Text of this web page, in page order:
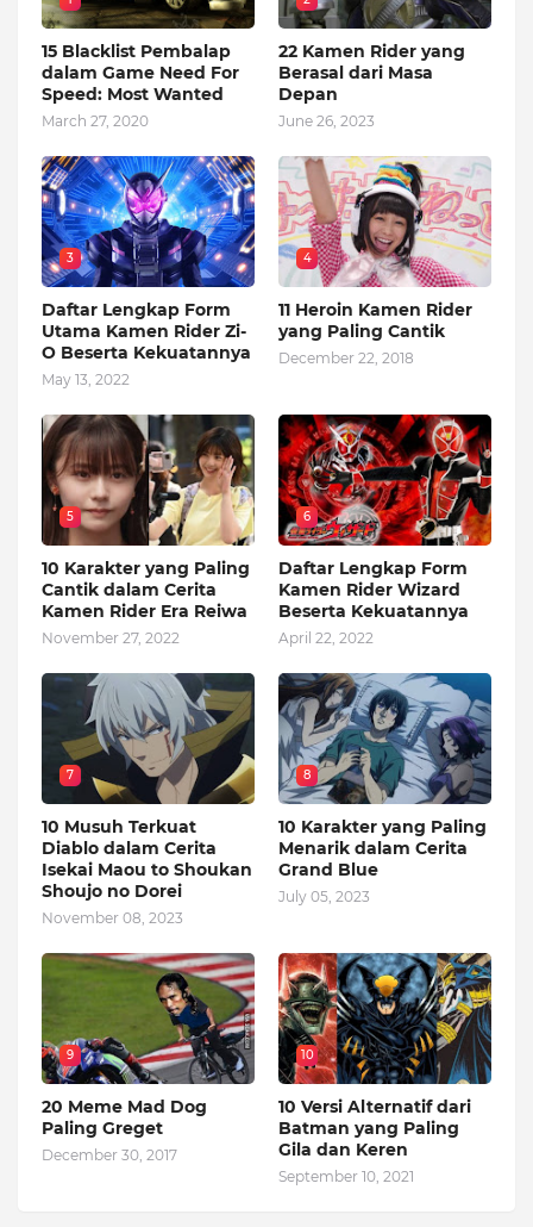
15 Blacklist Pembalap
dalam Game Need For
Speed: Most Wanted
March 27, 2020
22 Kamen Rider yang
Berasal dari Masa
Depan
June 26, 2023
3
Daftar Lengkap Form
Utama Kamen Rider Zi-
O Beserta Kekuatannya
May 13, 2022
4
11 Heroin Kamen Rider
yang Paling Cantik
December 22, 2018
5
10 Karakter yang Paling
Cantik dalam Cerita
Kamen Rider Era Reiwa
November 27, 2022
6
Daftar Lengkap Form
Kamen Rider Wizard
Beserta Kekuatannya
April 22, 2022
7
10 Musuh Terkuat
Diablo dalam Cerita
Isekai Maou to Shoukan
Shoujo no Dorei
November 08, 2023
8
10 Karakter yang Paling
Menarik dalam Cerita
Grand Blue
July 05, 2023
9
20 Meme Mad Dog
Paling Greget
December 30, 2017
10
10 Versi Alternatif dari
Batman yang Paling
Gila dan Keren
September 10, 2021